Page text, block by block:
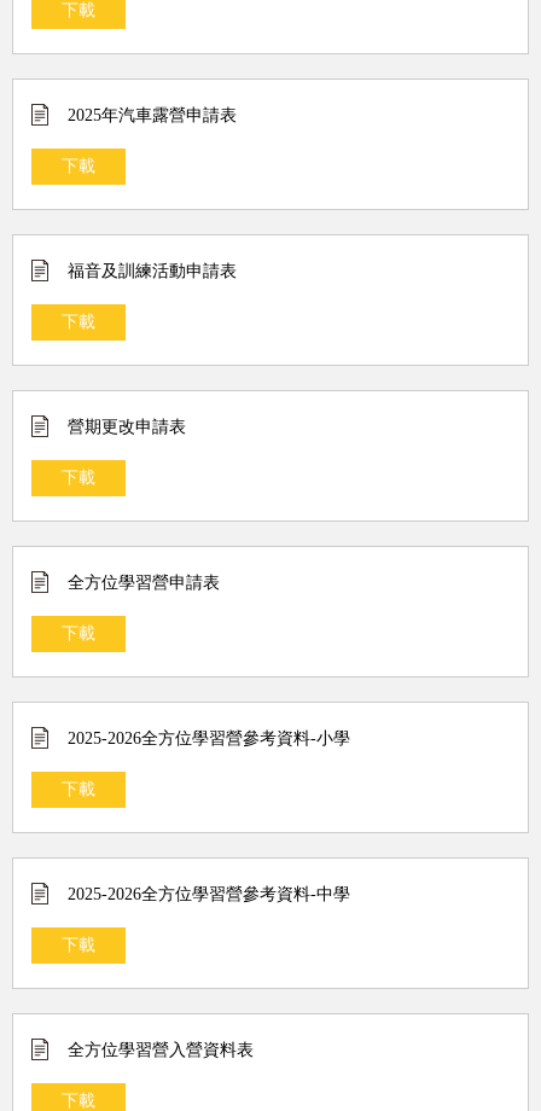
下載
2025年汽車露營申請表
下載
福音及訓練活動申請表
下載
營期更改申請表
下載
全方位學習營申請表
下載
2025-2026全方位學習營參考資料-小學
下載
2025-2026全方位學習營參考資料-中學
下載
全方位學習營入營資料表
下載